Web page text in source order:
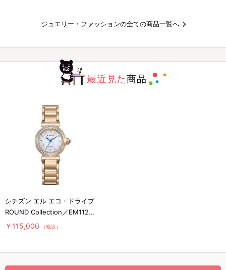
ジュエリー・ファッションの全ての商品一覧へ
最近見た商品
シチズン エル エコ・ドライブ
ROUND Collection／EM1123-
89D
￥115,000 （税込）